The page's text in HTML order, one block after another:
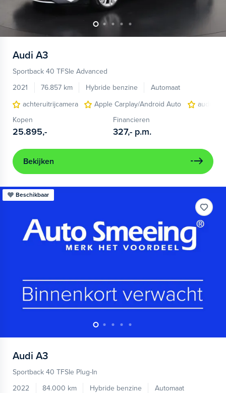
Audi A3
Sportback 40 TFSIe Advanced
2021
76.857 km Hybride benzine
Automaat
achteruitrijcamera
Apple Carplay/Android Auto
audio
Kopen
25.895,-
Financieren
327,- p.m.
Bekijken
Beschikbaar
Audi A3
Sportback 40 TFSIe Plug-In
2022
84.000 km Hybride benzine
Automaat